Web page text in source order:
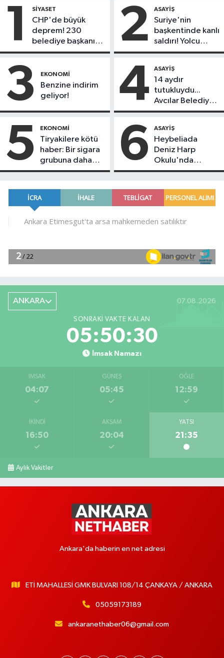
1 SIYASET
CHP'de büyük
deprem! 230
belediye başkanı
Yeni Parti'ye
2 ASAYIŞ
Suriye'nin
başkentinde kanlı
saldırı! Yolcu
otobüsünde çok
yaralı var
3 EKONOMI
Benzine indirim
geliyor!
4 ASAYIŞ
14 aydır
tutukluydu...
Avcılar Belediye
Başkanı Utku
tahliye edildi!
5 EKONOMI
Tiryakilere kötü
haber: Bir sigara
grubuna daha
zam geldi!
6 ASAYIŞ
Heybeliada
Deniz Harp
Okulu'nda
korkutan yangın!
müdahale devam
ediyor
ANKARA 07.08.2026
SONRAKI VAKTE KALAN
05:50:29
İmsak Namazı
İMSAK
04:07
GÜNEŞ
05:45
ÖĞLE
12:59
İKINDI
16:50
AKŞAM
20:04
YATSI
21:35
Aylık Vakitler
Ankara'da haberin en net adresi
ETİ MAHALLESİ GMK BULVARI 108/14 ÇANKAYA / ANKARA
05059173189
ankaranethaber06@gmail.com